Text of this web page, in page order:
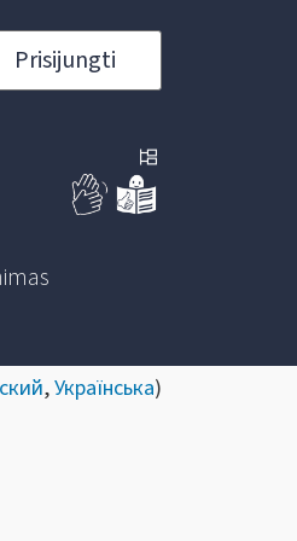
Prisijungti
,Українська)